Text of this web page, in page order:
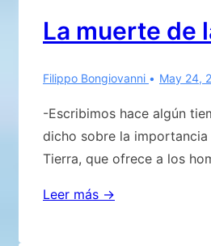
EXTRATERRESTRES
SON
La muerte de
Filippo Bongiovanni May 24,
-Escribimos hace algún
dicho sobre la
Tierra, que ofrece a los
La
Leer más →